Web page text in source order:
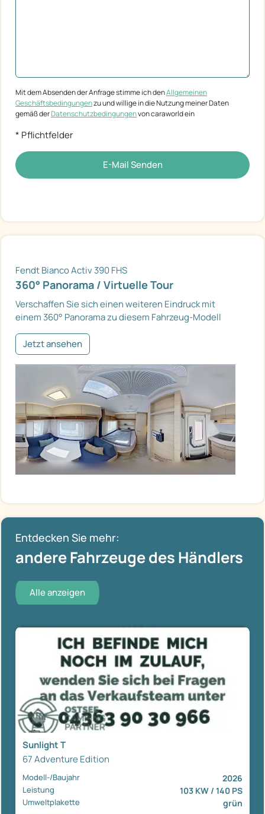
Mit dem Absenden der Anfrage stimme ich denAllgemeinen
Geschäftsbedingungenzu und willige in die Nutzung meiner Daten
gemäß derDatenschutzbedingungenvon caraworld ein
* Pflichtfelder
E-Mail Senden
Fendt Bianco Activ 390 FHS
360° Panorama / Virtuelle Tour
Verschaffen Sie sich einen weiteren Eindruck mit
einem 360° Panorama zu diesem Fahrzeug-Modell
Jetzt ansehen
Entdecken Sie mehr:
andere Fahrzeuge des Händlers
Alle anzeigen
Sunlight T
67 Adventure Edition
Modell-/Baujahr 2026
Leistung 103 KW / 140 PS
Umweltplakette grün